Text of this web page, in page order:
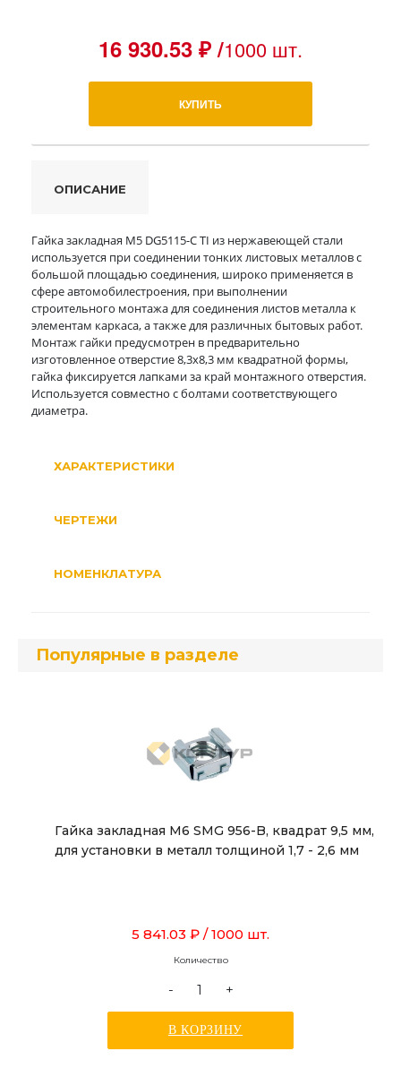
16 930.53 ₽ /1000 шт.
КУПИТЬ
ОПИСАНИЕ
Гайка закладная М5 DG5115-C TI из нержавеющей стали
используется при соединении тонких листовых металлов с
большой площадью соединения, широко применяется в
сфере автомобилестроения, при выполнении
строительного монтажа для соединения листов металла к
элементам каркаса, а также для различных бытовых работ.
Монтаж гайки предусмотрен в предварительно
изготовленное отверстие 8,3х8,3 мм квадратной формы,
гайка фиксируется лапками за край монтажного отверстия.
Используется совместно с болтами соответствующего
диаметра.
ХАРАКТЕРИСТИКИ
ЧЕРТЕЖИ
НОМЕНКЛАТУРА
Популярные в разделе
Гайка закладная М6 SMG 956-B, квадрат 9,5 мм,
для установки в металл толщиной 1,7 - 2,6 мм
5 841.03 ₽ / 1000 шт.
Количество
- +
В КОРЗИНУ